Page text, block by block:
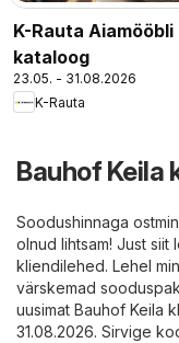
K-Rauta Aiamööbli
kataloog
23.05. - 31.08.2026
K-Rauta
Bauhof Keila
Soodushinnaga
olnud lihtsam! Just siit
kliendilehed. Lehel
värskemad
uusimat Bauhof Keila
31.08.2026. Sirvige